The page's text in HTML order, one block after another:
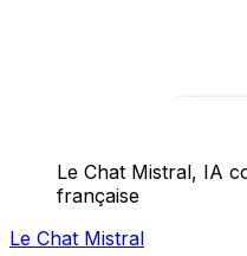
Le Chat Mistral, IA
française
Le Chat Mistral